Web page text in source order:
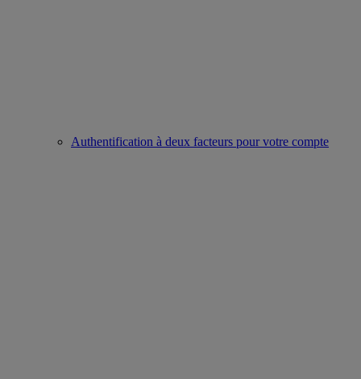
Authentification à deux facteurs pour votre compte